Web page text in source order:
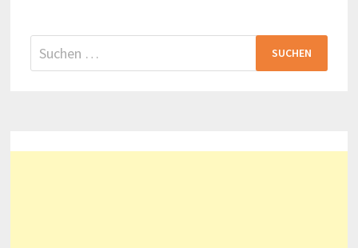
Suchen
nach: